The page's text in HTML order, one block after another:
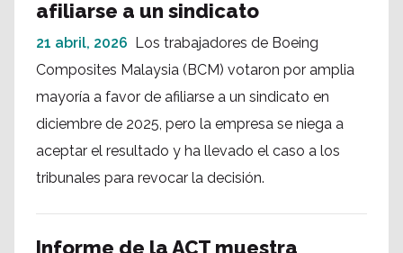
afiliarse a un sindicato
21 abril, 2026 Los trabajadores de Boeing
Composites Malaysia (BCM) votaron por amplia
mayoría a favor de afiliarse a un sindicato en
diciembre de 2025, pero la empresa se niega a
aceptar el resultado y ha llevado el caso a los
tribunales para revocar la decisión.
Informe de la ACT muestra